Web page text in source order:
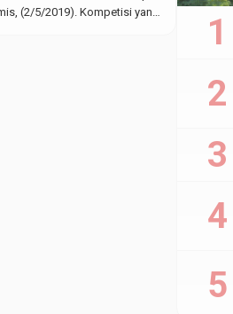
(2/5/2019). Kompetisi yang